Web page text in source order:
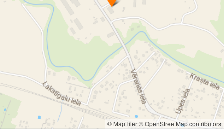
© MapTiler© OpenStreetMap contributors